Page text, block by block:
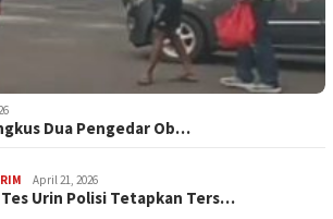
Dua Pengedar Ob…
April 21, 2026
Urin Polisi Tetapkan Ters…